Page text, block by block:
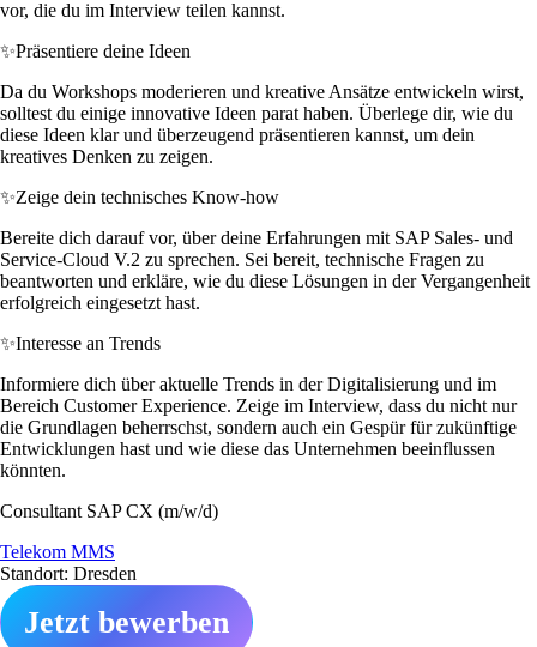
vor, die du im Interview teilen kannst.
✨Präsentiere deine Ideen
Da du Workshops moderieren und kreative Ansätze entwickeln wirst,
solltest du einige innovative Ideen parat haben. Überlege dir, wie du
diese Ideen klar und überzeugend präsentieren kannst, um dein
kreatives Denken zu zeigen.
✨Zeige dein technisches Know-how
Bereite dich darauf vor, über deine Erfahrungen mit SAP Sales- und
Service-Cloud V.2 zu sprechen. Sei bereit, technische Fragen zu
beantworten und erkläre, wie du diese Lösungen in der Vergangenheit
erfolgreich eingesetzt hast.
✨Interesse an Trends
Informiere dich über aktuelle Trends in der Digitalisierung und im
Bereich Customer Experience. Zeige im Interview, dass du nicht nur
die Grundlagen beherrschst, sondern auch ein Gespür für zukünftige
Entwicklungen hast und wie diese das Unternehmen beeinflussen
könnten.
Consultant SAP CX (m/w/d)
Telekom MMS
Standort: Dresden
Jetzt bewerben